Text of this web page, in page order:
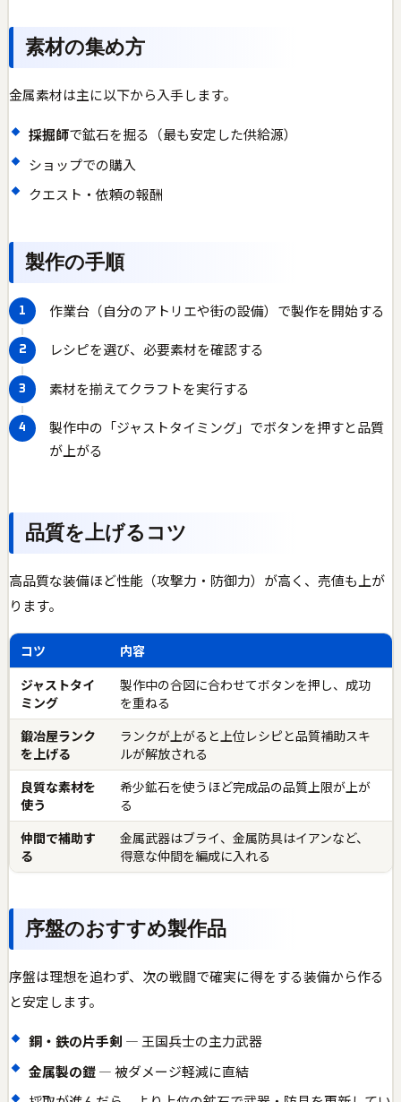
素材の集め方
金属素材は主に以下から入手します。
採掘師で鉱石を掘る（最も安定した供給源）
ショップでの購入
クエスト・依頼の報酬
製作の手順
作業台（自分のアトリエや街の設備）で製作を開始する
レシピを選び、必要素材を確認する
素材を揃えてクラフトを実行する
製作中の「ジャストタイミング」でボタンを押すと品質
が上がる
品質を上げるコツ
高品質な装備ほど性能（攻撃力・防御力）が高く、売値も上が
ります。
コツ
内容
ジャストタイ
ミング
製作中の合図に合わせてボタンを押し、成功
を重ねる
鍛冶屋ランク
を上げる
ランクが上がると上位レシピと品質補助スキ
ルが解放される
良質な素材を
使う
希少鉱石を使うほど完成品の品質上限が上が
る
仲間で補助す
る
金属武器はブライ、金属防具はイアンなど、
得意な仲間を編成に入れる
序盤のおすすめ製作品
序盤は理想を追わず、次の戦闘で確実に得をする装備から作る
と安定します。
銅・鉄の片手剣 — 王国兵士の主力武器
金属製の鎧— 被ダメージ軽減に直結